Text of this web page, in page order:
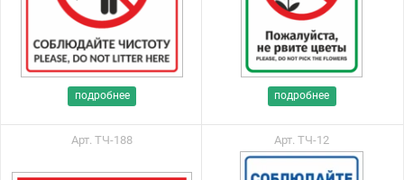
подробнее подробнее
Арт. ТЧ-188 Арт. ТЧ-12